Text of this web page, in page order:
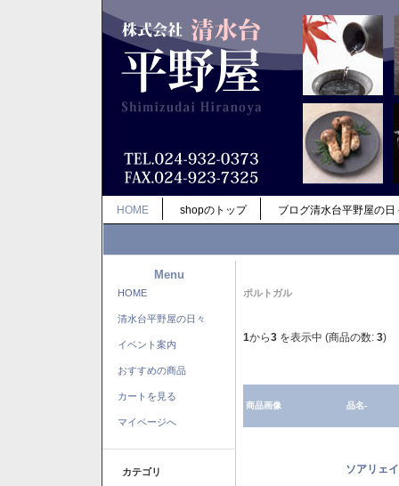
HOME shopのトップ ブログ清水台平野屋の日
Menu
HOME
清水台平野屋の日々
イベント案内
おすすめの商品
カートを見る
マイページへ
カテゴリ
ポルトガル
1から3 を表示中 (商品の数: 3)
商品画像 品名-
ソアリェ